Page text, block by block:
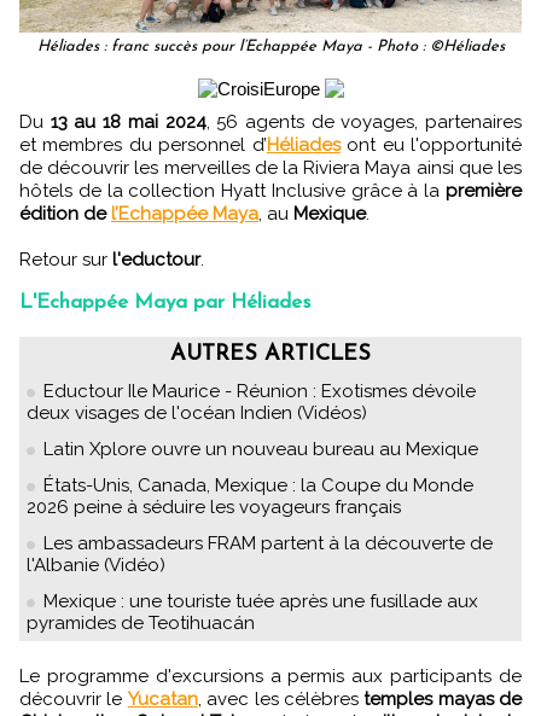
Héliades : franc succès pour l’Echappée Maya - Photo : ©Héliades
Du 13 au 18 mai 2024, 56 agents de voyages, partenaires
et membres du personnel d’Héliadesont eu l'opportunité
de découvrir les merveilles de la Riviera Maya ainsi que les
hôtels de la collection Hyatt Inclusive grâce à la première
édition de l’Echappée Maya, au Mexique.
Retour sur l'eductour.
L'Echappée Maya par Héliades
AUTRES ARTICLES
Eductour Ile Maurice - Réunion : Exotismes dévoile
deux visages de l'océan Indien (Vidéos)
Latin Xplore ouvre un nouveau bureau au Mexique
États-Unis, Canada, Mexique : la Coupe du Monde
2026 peine à séduire les voyageurs français
Les ambassadeurs FRAM partent à la découverte de
l'Albanie (Vidéo)
Mexique : une touriste tuée après une fusillade aux
pyramides de Teotihuacán
Le programme d'excursions a permis aux participants de
découvrir le Yucatan, avec les célèbrestemples mayas de